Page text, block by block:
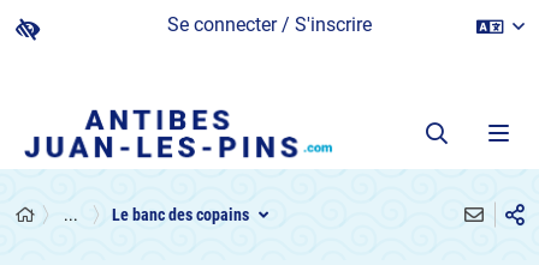
Se connecter / S'inscrire
... Le banc des copains